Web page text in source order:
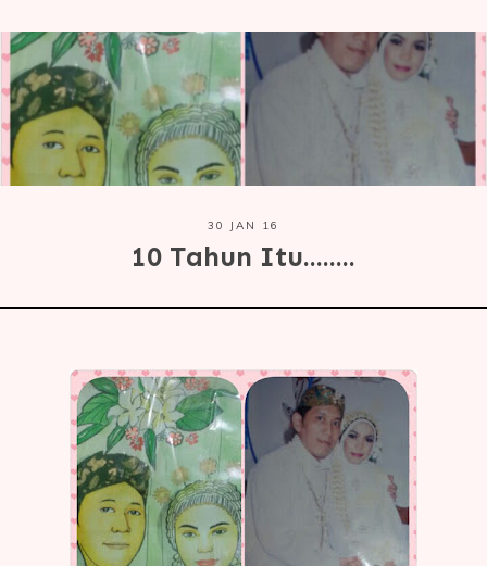
30 JAN 16
10 Tahun Itu........